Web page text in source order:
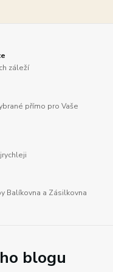
záleží
přímo pro Vaše
Balíkovna a Zásilkovna
blogu